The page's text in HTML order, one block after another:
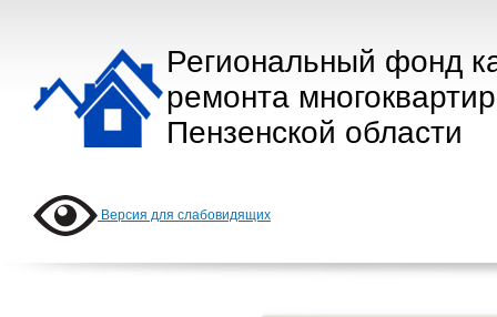
Региональный фонд
ремонта
Пензенской области
Версия для слабовидящих